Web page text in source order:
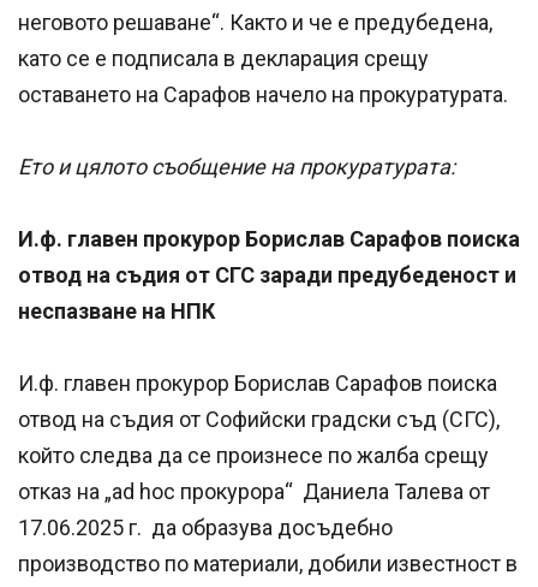
неговото решаване“. Както и че е предубедена,
като се е подписала в декларация срещу
оставането на Сарафов начело на прокуратурата.
Ето и цялото съобщение на прокуратурата:
И.ф. главен прокурор Борислав Сарафов поиска
отвод на съдия от СГС заради предубеденост и
неспазване на НПК
И.ф. главен прокурор Борислав Сарафов поиска
отвод на съдия от Софийски градски съд (СГС),
който следва да се произнесе по жалба срещу
отказ на „ad hoc прокурора“ Даниела Талева от
17.06.2025 г. да образува досъдебно
производство по материали, добили известност в